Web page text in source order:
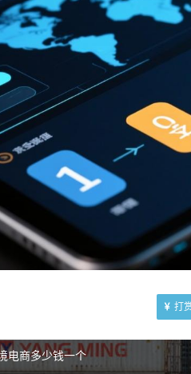
打
电商多少钱一个